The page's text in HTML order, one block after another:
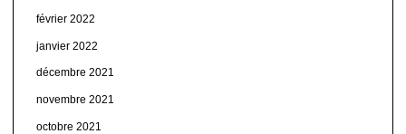
février 2022
janvier 2022
décembre 2021
novembre 2021
octobre 2021